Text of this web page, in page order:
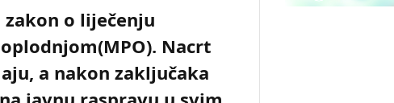
o liječenju
Nacrt
a nakon zaključaka